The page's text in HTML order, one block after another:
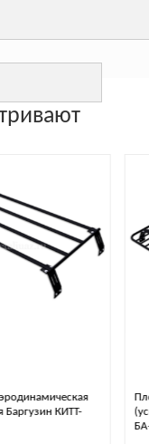
аэродинамическая
Баргузин КИТТ-